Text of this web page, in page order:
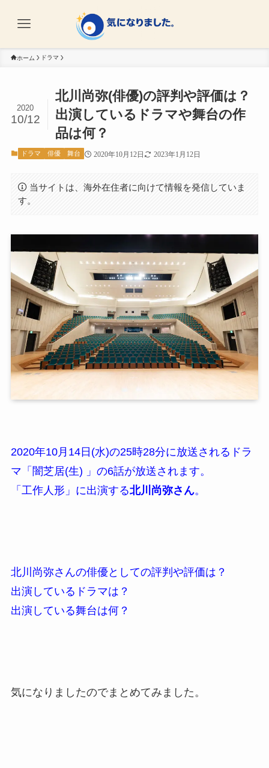
ホーム ドラマ
北川尚弥(俳優)の評判や評価は？
出演しているドラマや舞台の作
品は何？
2020
10/12
ドラマ 俳優 舞台 2020年10月12日 2023年1月12日
当サイトは、海外在住者に向けて情報を発信していま
す。
2020年10月14日(水)の25時28分に放送されるドラ
マ「闇芝居(生) 」の6話が放送されます。
「工作人形」に出演する北川尚弥さん。
北川尚弥さんの俳優としての評判や評価は？
出演しているドラマは？
出演している舞台は何？
気になりましたのでまとめてみました。